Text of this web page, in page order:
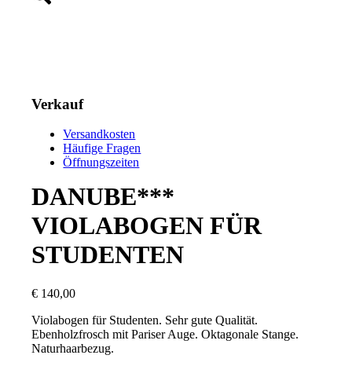
Verkauf
Versandkosten
Häufige Fragen
Öffnungszeiten
DANUBE***
VIOLABOGEN FÜR
STUDENTEN
€ 140,00
Violabogen für Studenten. Sehr gute Qualität.
Ebenholzfrosch mit Pariser Auge. Oktagonale Stange.
Naturhaarbezug.